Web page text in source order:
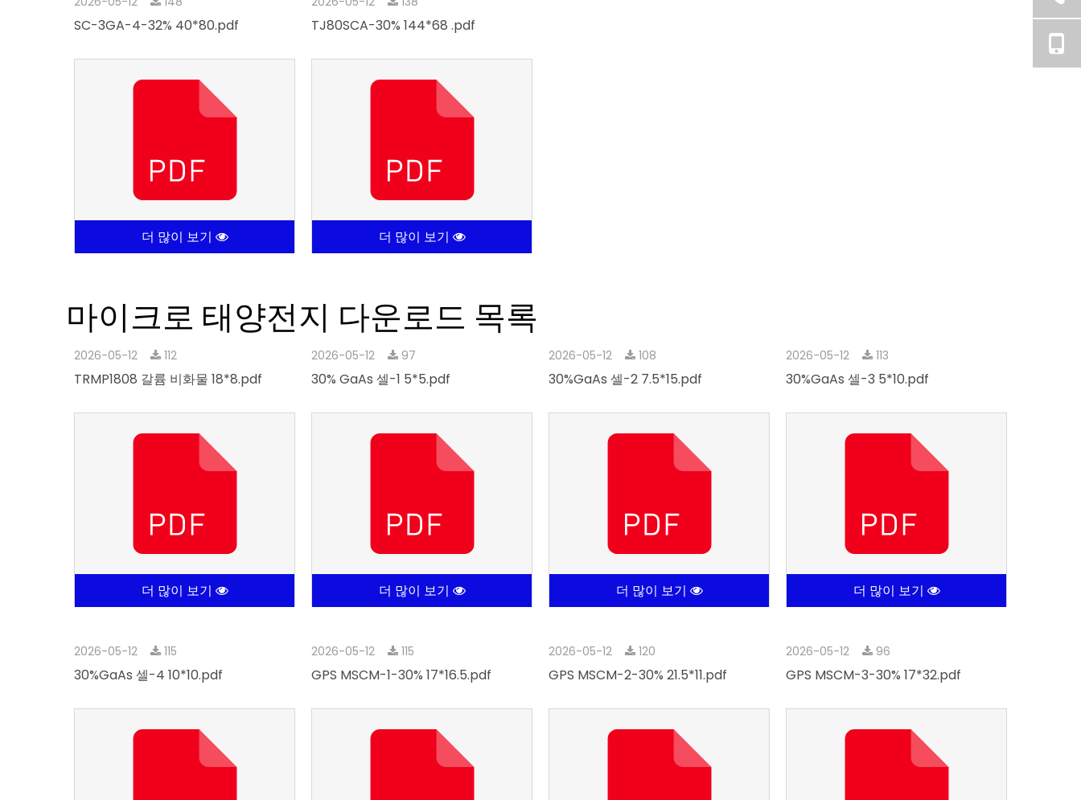
SC-3GA-4-32% 40*80.pdf
더 많이 보기
TJ80SCA-30% 144*68 .pdf
더 많이 보기
마이크로 태양전지 다운로드 목록
2026-05-12 112
TRMP1808 갈륨 비화물 18*8.pdf
더 많이 보기
2026-05-12 97
30% GaAs 셀-1 5*5.pdf
더 많이 보기
2026-05-12 108
30%GaAs 셀-2 7.5*15.pdf
더 많이 보기
2026-05-12 113
30%GaAs 셀-3 5*10.pdf
더 많이 보기
2026-05-12 115
30%GaAs 셀-4 10*10.pdf
2026-05-12 115
GPS MSCM-1-30% 17*16.5.pdf
2026-05-12 120
GPS MSCM-2-30% 21.5*11.pdf
2026-05-12 96
GPS MSCM-3-30% 17*32.pdf